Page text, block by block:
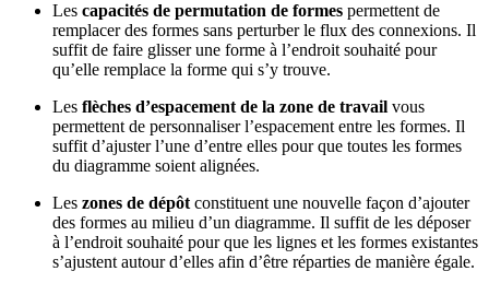
Les capacités de permutation de formes permettent de
remplacer des formes sans perturber le flux des connexions. Il
suffit de faire glisser une forme à l’endroit souhaité pour
qu’elle remplace la forme qui s’y trouve.
Les flèches d’espacement de la zone de travail vous
permettent de personnaliser l’espacement entre les formes. Il
suffit d’ajuster l’une d’entre elles pour que toutes les formes
du diagramme soient alignées.
Les zones de dépôtconstituent une nouvelle façon d’ajouter
des formes au milieu d’un diagramme. Il suffit de les déposer
à l’endroit souhaité pour que les lignes et les formes existantes
s’ajustent autour d’elles afin d’être réparties de manière égale.